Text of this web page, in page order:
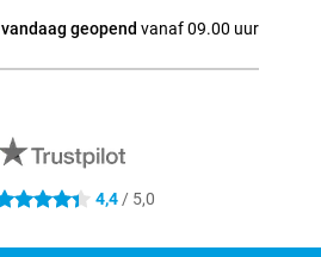
vandaag geopend vanaf 09.00 uur
sterren 4,4 / 5,0